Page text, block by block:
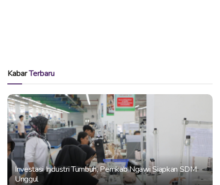
KabarTerbaru
Investasi Industri Tumbuh, Pemkab Ngawi Siapkan SDM
Unggul